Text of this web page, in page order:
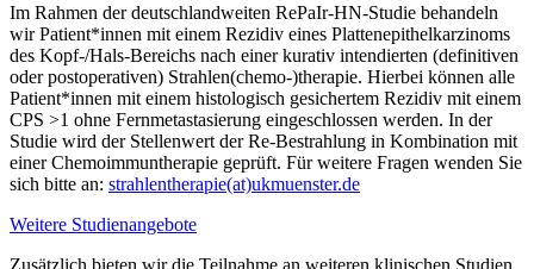
Im Rahmen der deutschlandweiten RePaIr-HN-Studie behandeln
wir Patient*innen mit einem Rezidiv eines Plattenepithelkarzinoms
des Kopf-/Hals-Bereichs nach einer kurativ intendierten (definitiven
oder postoperativen) Strahlen(chemo-)therapie. Hierbei können alle
Patient*innen mit einem histologisch gesichertem Rezidiv mit einem
CPS >1 ohne Fernmetastasierung eingeschlossen werden. In der
Studie wird der Stellenwert der Re-Bestrahlung in Kombination mit
einer Chemoimmuntherapie geprüft. Für weitere Fragen wenden Sie
sich bitte an: strahlentherapie(at)ukmuenster.de
Weitere Studienangebote
Zusätzlich bieten wir die Teilnahme an weiteren klinischen Studien